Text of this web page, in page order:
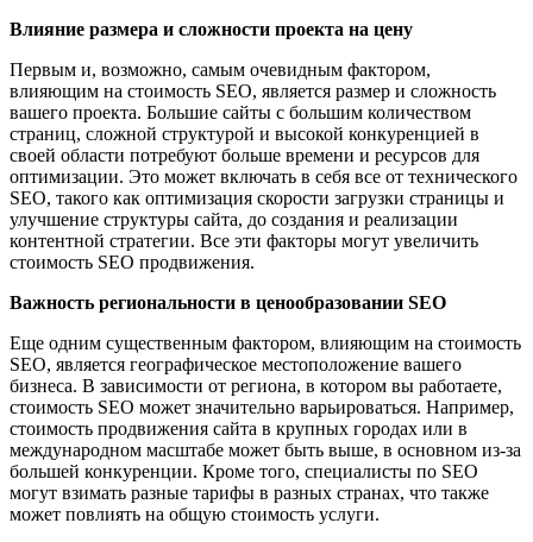
Влияние размера и сложности проекта на цену
Первым и, возможно, самым очевидным фактором,
влияющим на стоимость SEO, является размер и сложность
вашего проекта. Большие сайты с большим количеством
страниц, сложной структурой и высокой конкуренцией в
своей области потребуют больше времени и ресурсов для
оптимизации. Это может включать в себя все от технического
SEO, такого как оптимизация скорости загрузки страницы и
улучшение структуры сайта, до создания и реализации
контентной стратегии. Все эти факторы могут увеличить
стоимость SEO продвижения.
Важность региональности в ценообразовании SEO
Еще одним существенным фактором, влияющим на стоимость
SEO, является географическое местоположение вашего
бизнеса. В зависимости от региона, в котором вы работаете,
стоимость SEO может значительно варьироваться. Например,
стоимость продвижения сайта в крупных городах или в
международном масштабе может быть выше, в основном из-за
большей конкуренции. Кроме того, специалисты по SEO
могут взимать разные тарифы в разных странах, что также
может повлиять на общую стоимость услуги.